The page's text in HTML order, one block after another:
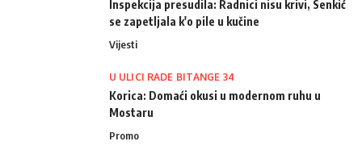
Inspekcija presudila: Radnici nisu krivi, Senkić
se zapetljala k'o pile u kučine
Vijesti
U ULICI RADE BITANGE 34
Korica: Domaći okusi u modernom ruhu u
Mostaru
Promo